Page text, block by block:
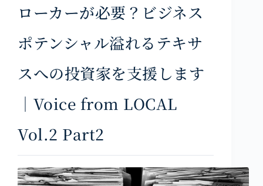
ローカーが必要？ビジネス
ポテンシャル溢れるテキサ
スへの投資家を支援します
｜Voice from LOCAL
Vol.2 Part2